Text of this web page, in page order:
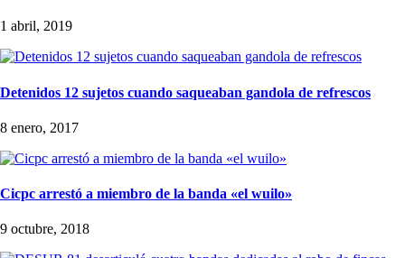
1 abril, 2019
Detenidos 12 sujetos cuando saqueaban gandola de refrescos
8 enero, 2017
Cicpc arrestó a miembro de la banda «el wuilo»
9 octubre, 2018